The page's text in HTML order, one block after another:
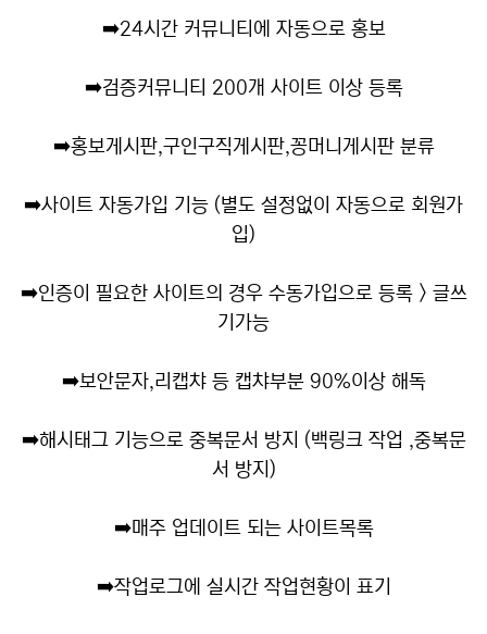
➡️24시간 커뮤니티에 자동으로 홍보
➡️검증커뮤니티 200개 사이트 이상 등록
➡️홍보게시판,구인구직게시판,꽁머니게시판 분류
➡️사이트 자동가입 기능 (별도 설정없이 자동으로 회원가
입)
➡️인증이 필요한 사이트의 경우 수동가입으로 등록 > 글쓰
기가능
➡️보안문자,리캡챠 등 캡챠부분 90%이상 해독
➡️해시태그 기능으로 중복문서 방지 (백링크 작업 ,중복문
서 방지)
➡️매주 업데이트 되는 사이트목록
➡️작업로그에 실시간 작업현황이 표기